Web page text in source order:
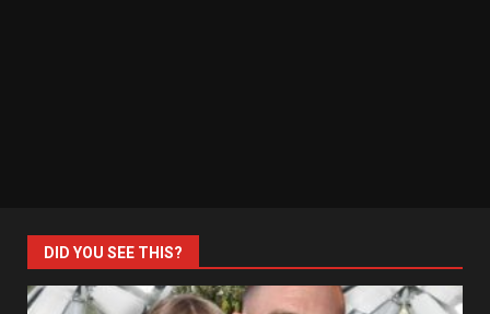
DID YOU SEE THIS?